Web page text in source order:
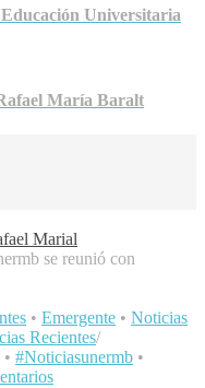
Universitaria
María Baralt
Marial
se reunió con
• Emergente • Noticias
Recientes/
• #Noticiasunermb •